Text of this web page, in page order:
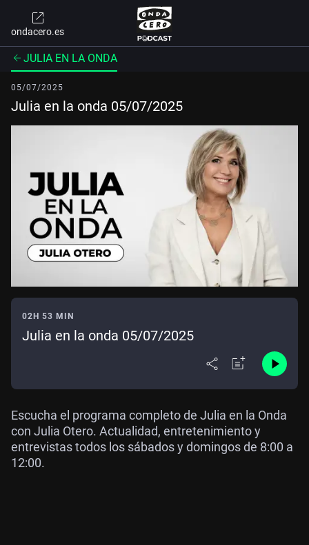
ondacero.es
JULIA EN LA ONDA
05/07/2025
Julia en la onda 05/07/2025
02H 53 MIN
Julia en la onda 05/07/2025
Escucha el programa completo de Julia en la Onda
con Julia Otero. Actualidad, entretenimiento y
entrevistas todos los sábados y domingos de 8:00 a
12:00.